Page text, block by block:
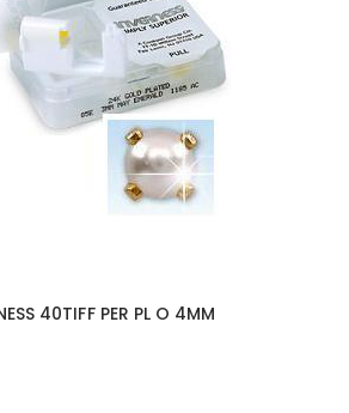
40TIFF PER PL O 4MM